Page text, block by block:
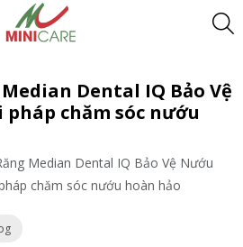
Dental IQ Bảo Vệ
pháp chăm sóc nướu
Median Dental IQ Bảo Vệ Nướu
chăm sóc nướu hoàn hảo